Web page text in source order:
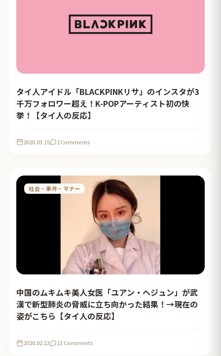
タイ人アイドル「BLACKPINKリサ」のインスタが3
千万フォロワー超え！K-POPアーティスト初の快
挙！【タイ人の反応】
2020.03.15 2 Comments
社会・事件・マナー
中国のムキムキ美人女医「ユアン・ヘジュン」が武
漢で新型肺炎の脅威に立ち向かった結果！→現在の
姿がこちら【タイ人の反応】
2020.02.13 13 Comments